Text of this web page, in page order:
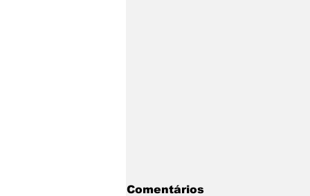
Comentários